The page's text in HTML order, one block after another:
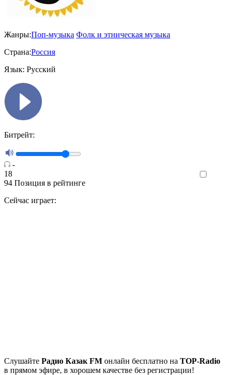
Жанры:Поп-музыка Фолк и этническая музыка
Страна:Россия
Язык: Русский
Битрейт:
-
18
94 Позиция в рейтинге
Сейчас играет:
Cлушайте Радио Казак FM онлайн бесплатно на TOP-Radio
в прямом эфире, в хорошем качестве без регистрации!